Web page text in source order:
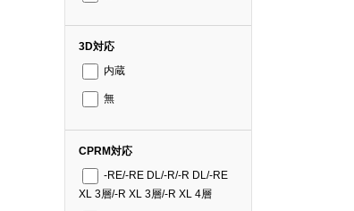
3D対応
内蔵
無
CPRM対応
-RE/-RE DL/-R/-R DL/-RE
XL 3層/-R XL 3層/-R XL 4層